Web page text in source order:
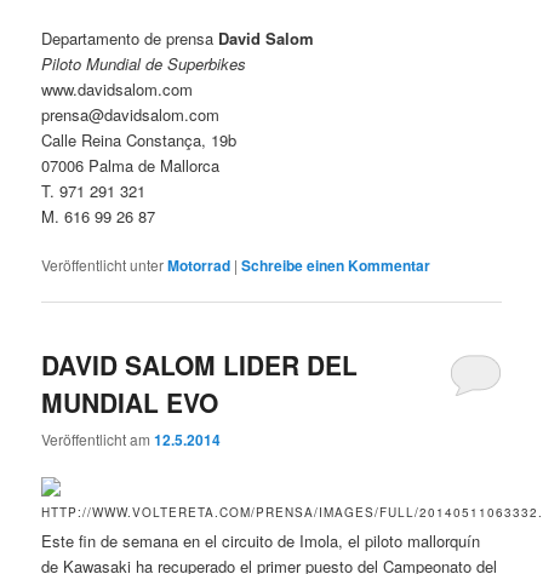
Departamento de prensa David Salom
Piloto Mundial de Superbikes
www.davidsalom.com
prensa@davidsalom.com
Calle Reina Constança, 19b
07006 Palma de Mallorca
T. 971 291 321
M. 616 99 26 87
Veröffentlicht unterMotorrad |Schreibe einen Kommentar
DAVID SALOM LIDER DEL
MUNDIAL EVO
Veröffentlicht am12.5.2014
Este fin de semana en el circuito de Imola, el piloto mallorquín
de Kawasaki ha recuperado el primer puesto del Campeonato del